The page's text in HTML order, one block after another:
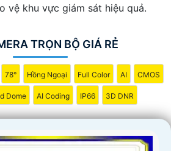
vệ khu vực giám sát hiệu quả.
TRỌN BỘ GIÁ RẺ
78° Hồng Ngoại Full Color AI CMOS
Dome AI Coding IP66 3D DNR